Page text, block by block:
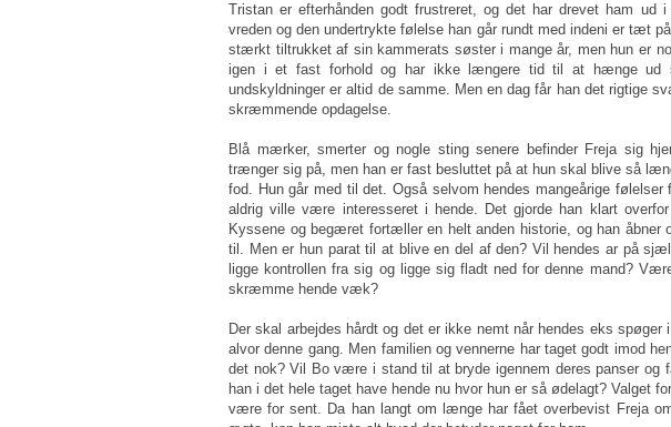
Tristan er efterhånden godt frustreret, og det har drevet ham
vreden og den undertrykte følelse han går rundt med indeni er tæt
stærkt tiltrukket af sin kammerats søster i mange år, men hun er
igen i et fast forhold og har ikke længere tid til at hænge ud
undskyldninger er altid de samme. Men en dag får han det rigtige
skræmmende opdagelse.
Blå mærker, smerter og nogle sting senere befinder Freja sig
trænger sig på, men han er fast besluttet på at hun skal blive så
fod. Hun går med til det. Også selvom hendes mangeårige
aldrig ville være interesseret i hende. Det gjorde han klart
Kyssene og begæret fortæller en helt anden historie, og han åbner
til. Men er hun parat til at blive en del af den? Vil hendes ar på
ligge kontrollen fra sig og ligge sig fladt ned for denne mand?
skræmme hende væk?
Der skal arbejdes hårdt og det er ikke nemt når hendes eks
alvor denne gang. Men familien og vennerne har taget godt imod
det nok? Vil Bo være i stand til at bryde igennem deres panser og
han i det hele taget have hende nu hvor hun er så ødelagt? Valget
være for sent. Da han langt om længe har fået overbevist Freja